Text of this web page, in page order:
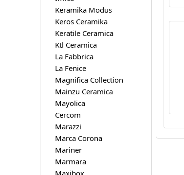
Keramika Modus
Keros Ceramika
Keratile Ceramica
Ktl Ceramica
La Fabbrica
La Fenice
Magnifica Collection
Mainzu Ceramica
Mayolica
Cercom
Marazzi
Marca Corona
Mariner
Marmara
Maxibox